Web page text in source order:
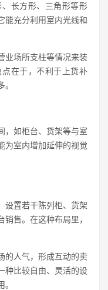
长方形、三角形等形
能充分利用室内光线和
业场所支柱等情况来装
在于，不利于上货补
，如柜台、货架等与室
为室内增加延伸的视觉
设置若干陈列柜、货架
售。在这种布局里，
的人气，形成互动的卖
种比较自由、灵活的设